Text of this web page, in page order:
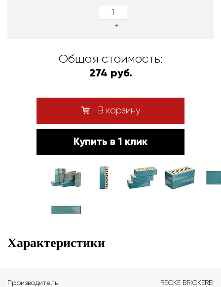
+
Общая стоимость:
274 руб.
В корзину
Купить в 1 клик
Характеристики
Производитель
RECKE BRICKEREI